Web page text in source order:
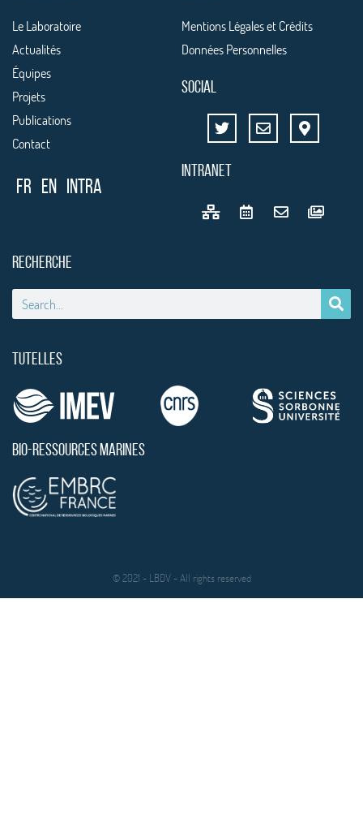
Le Laboratoire
Actualités
Équipes
Projets
Publications
Contact
FR EN Intra
Mentions Légales et Crédits
Données Personnelles
SOCIAL
INTRANET
RECHERCHE
TUTELLES
BIO-RESSOURCES MARINES
© 2021 - LBDV - All rights reserved